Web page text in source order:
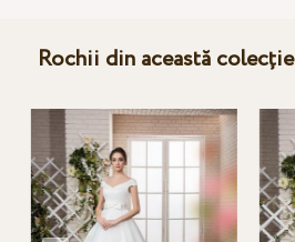
Rochii din această colecție